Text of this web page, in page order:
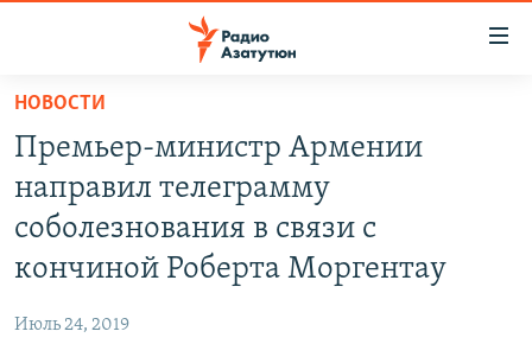
Перейти
основному
содержанию
Перейти
основной
Перейти
НОВОСТИ
ПОЛИТИКА
НОВОСТИ
Премьер-министр Армении
направил телеграмму
соболезнования в связи с
кончиной Роберта Моргентау
Июль 24, 2019